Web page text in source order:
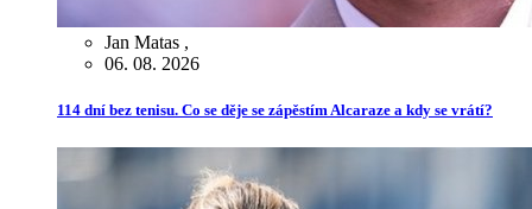
Jan Matas ,
06. 08. 2026
114 dní bez tenisu. Co se děje se zápěstím Alcaraze a kdy se vrátí?